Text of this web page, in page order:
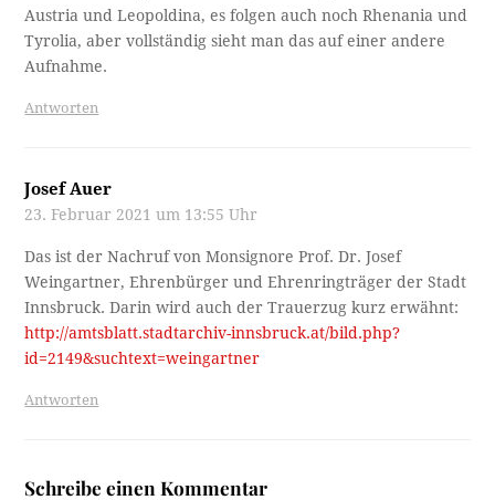
Austria und Leopoldina, es folgen auch noch Rhenania und
Tyrolia, aber vollständig sieht man das auf einer andere
Aufnahme.
Antworten
Josef Auer
23. Februar 2021 um 13:55 Uhr
Das ist der Nachruf von Monsignore Prof. Dr. Josef
Weingartner, Ehrenbürger und Ehrenringträger der Stadt
Innsbruck. Darin wird auch der Trauerzug kurz erwähnt:
http://amtsblatt.stadtarchiv-innsbruck.at/bild.php?
id=2149&suchtext=weingartner
Antworten
Schreibe einen Kommentar